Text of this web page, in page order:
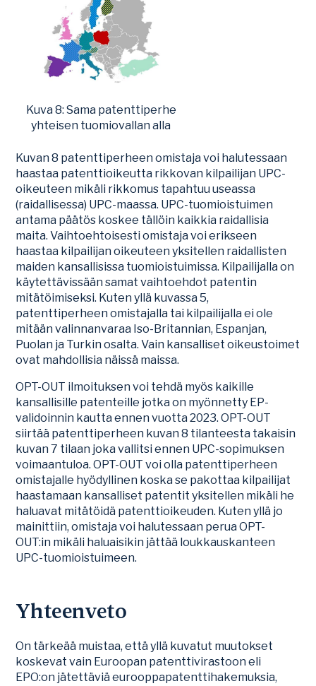
Kuva 8: Sama patenttiperhe
yhteisen tuomiovallan alla
Kuvan 8 patenttiperheen omistaja voi halutessaan
haastaa patenttioikeutta rikkovan kilpailijan UPC-
oikeuteen mikäli rikkomus tapahtuu useassa
(raidallisessa) UPC-maassa. UPC-tuomioistuimen
antama päätös koskee tällöin kaikkia raidallisia
maita. Vaihtoehtoisesti omistaja voi erikseen
haastaa kilpailijan oikeuteen yksitellen raidallisten
maiden kansallisissa tuomioistuimissa. Kilpailijalla on
käytettävissään samat vaihtoehdot patentin
mitätöimiseksi. Kuten yllä kuvassa 5,
patenttiperheen omistajalla tai kilpailijalla ei ole
mitään valinnanvaraa Iso-Britannian, Espanjan,
Puolan ja Turkin osalta. Vain kansalliset oikeustoimet
ovat mahdollisia näissä maissa.
OPT-OUT ilmoituksen voi tehdä myös kaikille
kansallisille patenteille jotka on myönnetty EP-
validoinnin kautta ennen vuotta 2023. OPT-OUT
siirtää patenttiperheen kuvan 8 tilanteesta takaisin
kuvan 7 tilaan joka vallitsi ennen UPC-sopimuksen
voimaantuloa. OPT-OUT voi olla patenttiperheen
omistajalle hyödyllinen koska se pakottaa kilpailijat
haastamaan kansalliset patentit yksitellen mikäli he
haluavat mitätöidä patenttioikeuden. Kuten yllä jo
mainittiin, omistaja voi halutessaan perua OPT-
OUT:in mikäli haluaisikin jättää loukkauskanteen
UPC-tuomioistuimeen.
Yhteenveto
On tärkeää muistaa, että yllä kuvatut muutokset
koskevat vain Euroopan patenttivirastoon eli
EPO:on jätettäviä eurooppapatenttihakemuksia,